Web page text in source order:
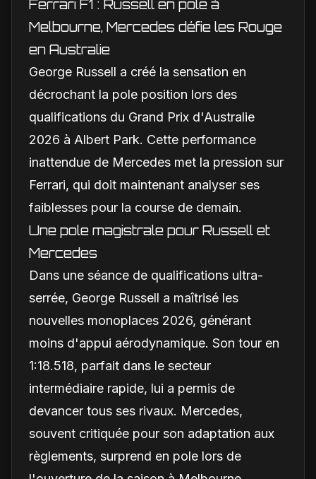
Ferrari F1 : Russell en pole à
Melbourne, Mercedes défie les Rouge
en Australie
George Russell a créé la sensation en
décrochant la pole position lors des
qualifications du Grand Prix d'Australie
2026 à Albert Park. Cette performance
inattendue de Mercedes met la pression sur
Ferrari, qui doit maintenant analyser ses
faiblesses pour la course de demain.
Une pole magistrale pour Russell et
Mercedes
Dans une séance de qualifications ultra-
serrée, George Russell a maîtrisé les
nouvelles monoplaces 2026, générant
moins d'appui aérodynamique. Son tour en
1:18.518, parfait dans le secteur
intermédiaire rapide, lui a permis de
devancer tous ses rivaux. Mercedes,
souvent critiquée pour son adaptation aux
règlements, surprend en pole lors de